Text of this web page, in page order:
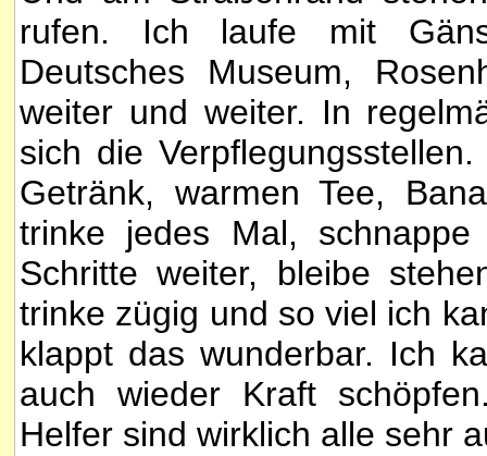
rufen. Ich laufe mit
Deutsches Museum,
weiter und weiter. In
sich die
Getränk, warmen Tee,
trinke jedes Mal,
Schritte weiter, bleibe
trinke zügig und so viel ich
klappt das wunderbar. Ich
auch wieder Kraft
Helfer sind wirklich alle sehr